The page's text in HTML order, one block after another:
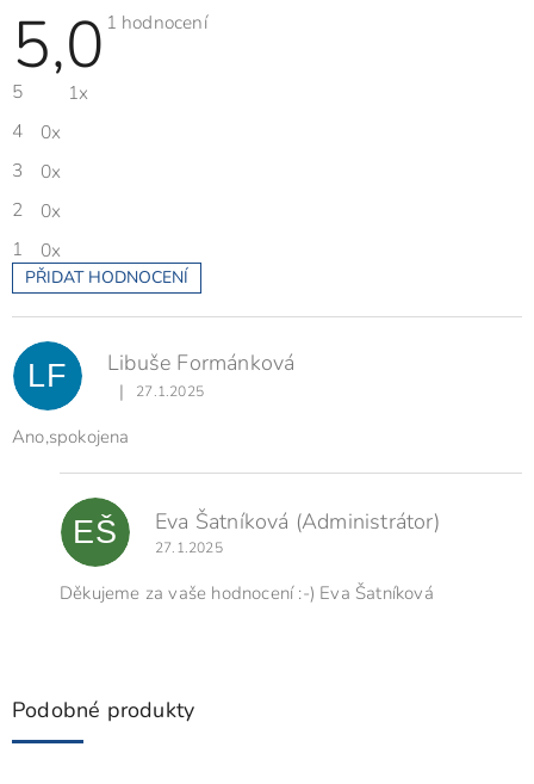
5,0 Průměrné
1 hodnocení
5
1x
4
0x
3
0x
2
0x
1
0x
PŘIDAT HODNOCENÍ
V
ý
p
i
s
o
LF Libuše Formánková
Hodnocení produktu je 5 z 5 hvězdiček.
| 27.1.2025
Ano,spokojena
EŠ Eva Šatníková (Administrátor)
27.1.2025
Děkujeme za vaše hodnocení :-) Eva Šatníková
Podobné produkty